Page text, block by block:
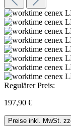
Regulärer Preis:
197,90 €
Preise inkl. MwSt.